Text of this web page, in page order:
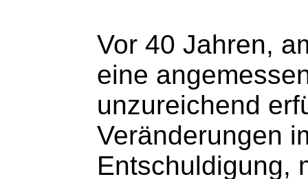
Vor 40 Jahren,
eine
unzureichend
Veränderungen
Entschuldigung,